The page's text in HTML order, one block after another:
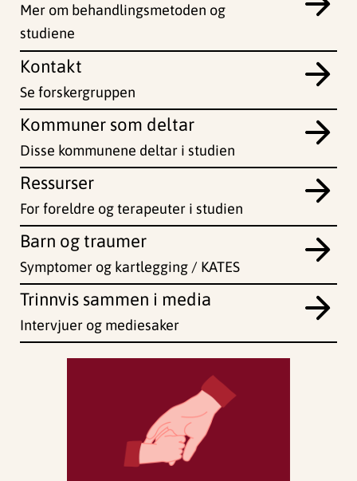
Mer om behandlingsmetoden og
studiene
Kontakt
Se forskergruppen
Kommuner som deltar
Disse kommunene deltar i studien
Ressurser
For foreldre og terapeuter i studien
Barn og traumer
Symptomer og kartlegging / KATES
Trinnvis sammen i media
Intervjuer og mediesaker